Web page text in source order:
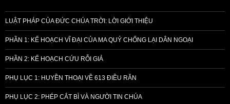
LUẬT PHÁP CỦA ĐỨC CHÚA TRỜI: LỜI GIỚI THIỆU
PHẦN 1: KẾ HOẠCH VĨ ĐẠI CỦA MA QUỶ CHỐNG LẠI DÂN NGOẠI
PHẦN 2: KẾ HOẠCH CỨU RỖI GIẢ
PHỤ LỤC 1: HUYỀN THOẠI VỀ 613 ĐIỀU RĂN
PHỤ LỤC 2: PHÉP CẮT BÌ VÀ NGƯỜI TIN CHÚA